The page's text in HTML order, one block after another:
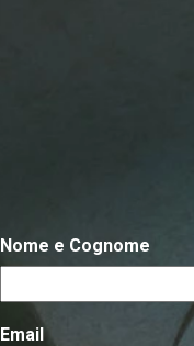
Nome e Cognome
Email